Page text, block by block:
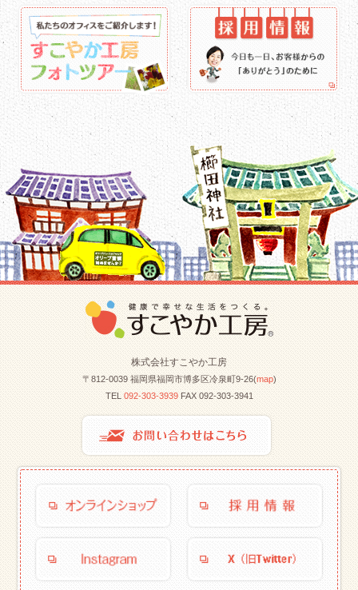
株式会社すこやか工房
〒812-0039 福岡県福岡市博多区冷泉町9-26(map)
TEL 092-303-3939FAX 092-303-3941